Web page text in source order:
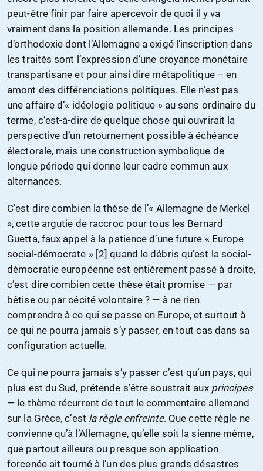
peut-être finir par faire apercevoir de quoi il y va
vraiment dans la position allemande. Les principes
d’orthodoxie dont l’Allemagne a exigé l’inscription dans
les traités sont l’expression d’une croyance monétaire
transpartisane et pour ainsi dire métapolitique – en
amont des différenciations politiques. Elle n’est pas
une affaire d’« idéologie politique » au sens ordinaire du
terme, c’est-à-dire de quelque chose qui ouvrirait la
perspective d’un retournement possible à échéance
électorale, mais une construction symbolique de
longue période qui donne leur cadre commun aux
alternances.
C’est dire combien la thèse de l’« Allemagne de Merkel
», cette argutie de raccroc pour tous les Bernard
Guetta, faux appel à la patience d’une future « Europe
social-démocrate » [2] quand le débris qu’est la social-
démocratie européenne est entièrement passé à droite,
c’est dire combien cette thèse était promise — par
bêtise ou par cécité volontaire ? — à ne rien
comprendre à ce qui se passe en Europe, et surtout à
ce qui ne pourra jamais s’y passer, en tout cas dans sa
configuration actuelle.
Ce qui ne pourra jamais s’y passer c’est qu’un pays, qui
plus est du Sud, prétende s’être soustrait aux principes
— le thème récurrent de tout le commentaire allemand
sur la Grèce, c’est la règle enfreinte. Que cette règle ne
convienne qu’à l’Allemagne, qu’elle soit la sienne même,
que partout ailleurs ou presque son application
forcenée ait tourné à l’un des plus grands désastres